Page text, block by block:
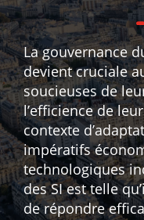
La gouvernance
devient cruciale
soucieuses de
l’efficience de
contexte
impératifs
technologiques
des SI est telle
de répondre